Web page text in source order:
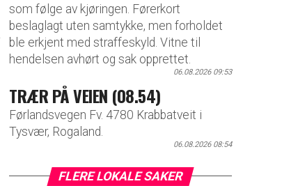
som følge av kjøringen. Førerkort
beslaglagt uten samtykke, men forholdet
ble erkjent med straffeskyld. Vitne til
hendelsen avhørt og sak opprettet.
06.08.2026 09:53
TRÆR PÅ VEIEN (08.54)
Førlandsvegen Fv. 4780 Krabbatveit i
Tysvær, Rogaland.
06.08.2026 08:54
FLERE LOKALE SAKER